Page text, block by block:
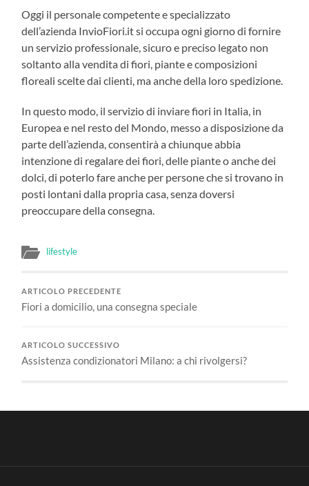
Oggi il personale competente e specializzato
dell’azienda InvioFiori.it si occupa ogni giorno di fornire
un servizio professionale, sicuro e preciso legato non
soltanto alla vendita di fiori, piante e composizioni
floreali scelte dai clienti, ma anche della loro spedizione.
In questo modo, il servizio di inviare fiori in Italia, in
Europea e nel resto del Mondo, messo a disposizione da
parte dell’azienda, consentirà a chiunque abbia
intenzione di regalare dei fiori, delle piante o anche dei
dolci, di poterlo fare anche per persone che si trovano in
posti lontani dalla propria casa, senza doversi
preoccupare della consegna.
lifestyle
ARTICOLO PRECEDENTE
Fiori a domicilio, una consegna speciale
ARTICOLO SUCCESSIVO
Assistenza condizionatori Milano: a chi rivolgersi?